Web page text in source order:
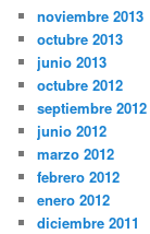
noviembre 2013
octubre 2013
junio 2013
octubre 2012
septiembre 2012
junio 2012
marzo 2012
febrero 2012
enero 2012
diciembre 2011